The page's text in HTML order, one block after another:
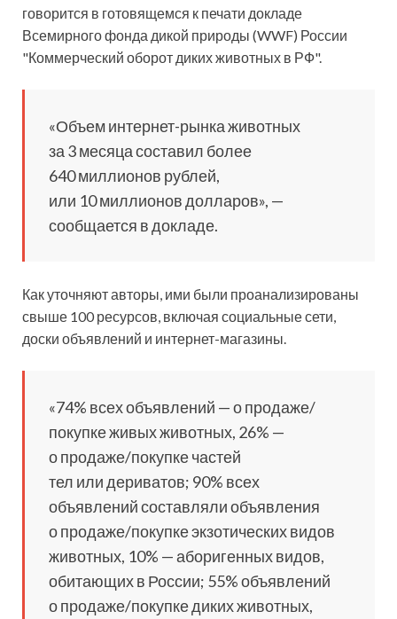
говорится в готовящемся к печати докладе
Всемирного фонда дикой природы (WWF) России
"Коммерческий оборот диких животных в РФ".
«Объем интернет-рынка животных
за 3 месяца составил более
640 миллионов рублей,
или 10 миллионов долларов», —
сообщается в докладе.
Как уточняют авторы, ими были проанализированы
свыше 100 ресурсов, включая социальные сети,
доски объявлений и интернет-магазины.
«74% всех объявлений — о продаже/
покупке живых животных, 26% —
о продаже/покупке частей
тел или дериватов; 90% всех
объявлений составляли объявления
о продаже/покупке экзотических видов
животных, 10% — аборигенных видов,
обитающих в России; 55% объявлений
о продаже/покупке диких животных,